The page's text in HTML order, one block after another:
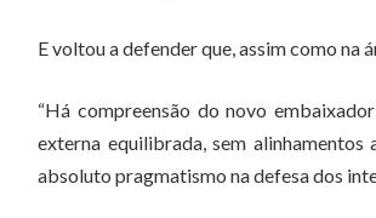
E voltou a defender que, assim como
“Há compreensão do novo
externa equilibrada, sem
absoluto pragmatismo na defesa dos